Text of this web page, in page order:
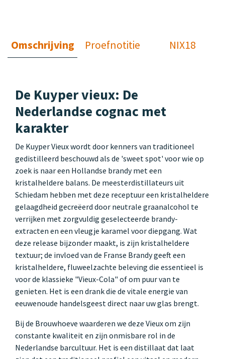
Omschrijving Proefnotitie NIX18
De Kuyper vieux: De
Nederlandse cognac met
karakter
De Kuyper Vieux wordt door kenners van traditioneel
gedistilleerd beschouwd als de 'sweet spot' voor wie op
zoek is naar een Hollandse brandy met een
kristalheldere balans. De meesterdistillateurs uit
Schiedam hebben met deze receptuur een kristalheldere
gelaagdheid gecreëerd door neutrale graanalcohol te
verrijken met zorgvuldig geselecteerde brandy-
extracten en een vleugje karamel voor diepgang. Wat
deze release bijzonder maakt, is zijn kristalheldere
textuur; de invloed van de Franse Brandy geeft een
kristalheldere, fluweelzachte beleving die essentieel is
voor de klassieke "Vieux-Cola" of om puur van te
genieten. Het is een drank die de vitale energie van
eeuwenoude handelsgeest direct naar uw glas brengt.
Bij de Brouwhoeve waarderen we deze Vieux om zijn
constante kwaliteit en zijn onmisbare rol in de
Nederlandse barcultuur. Het is een distillaat dat laat